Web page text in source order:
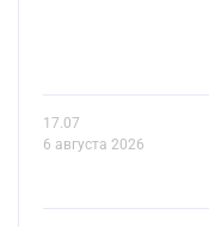
17.07
6 августа 2026